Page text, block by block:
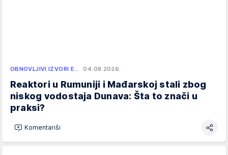
OBNOVLJIVI IZVORI E… 04.08.2026.
Reaktori u Rumuniji i Mađarskoj stali zbog
niskog vodostaja Dunava: Šta to znači u
praksi?
Komentariši